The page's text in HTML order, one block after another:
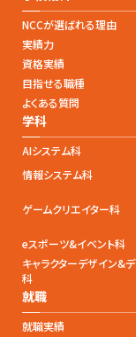
NCCが選ばれる理由
実績力
資格実績
目指せる職種
よくある質問
学科
AIシステム科
情報システム科
ゲームクリエイター科
eスポーツ&イベント科
キャラクターデザイン&
科
就職
就職実績